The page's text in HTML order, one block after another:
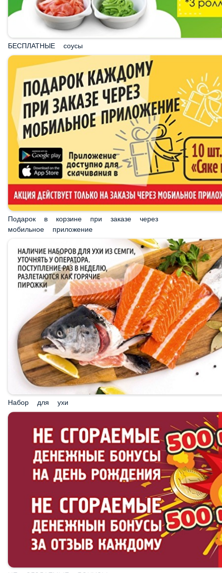
БЕСПЛАТНЫЕ соусы
Подарок в корзине при заказе через мобильное
приложение
Набор для ухи
НЕ СГОРАЕМЫЕ БОНУСЫ